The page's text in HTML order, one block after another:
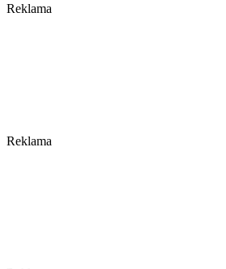
Reklama
Reklama